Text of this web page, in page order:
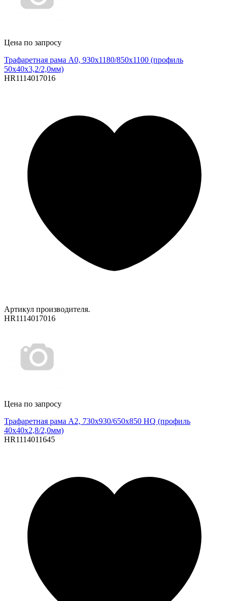
Цена по запросу
Трафаретная рама A0, 930х1180/850х1100 (профиль
50x40x3,2/2,0мм)
HR1114017016
Артикул производителя.
HR1114017016
Цена по запросу
Трафаретная рама A2, 730x930/650x850 HQ (профиль
40x40x2,8/2,0мм)
HR1114011645